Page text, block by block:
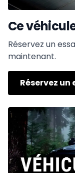
Ce
Réservez un
maintenant.
Réservez